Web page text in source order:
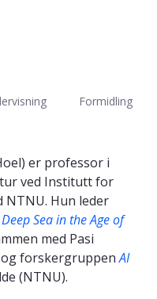
Formidling
er professor i
ved Institutt for
NTNU. Hun leder
Sea in the Age of
med Pasi
og forskergruppenAI
(NTNU).